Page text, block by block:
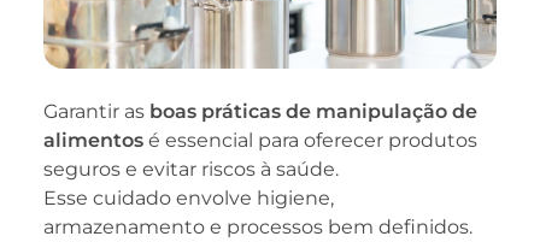
Garantir as boas práticas de manipulação de
alimentos é essencial para oferecer produtos
seguros e evitar riscos à saúde.
Esse cuidado envolve higiene,
armazenamento e processos bem definidos.